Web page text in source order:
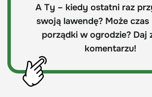
A Ty – kiedy ostatni raz
swoją lawendę? Może czas
porządki w ogrodzie? Daj
komentarzu!